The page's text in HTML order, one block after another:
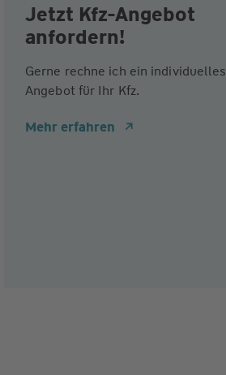
Jetzt Kfz-Angebot
anfordern!
Gerne rechne ich ein individuelles
Angebot für Ihr Kfz.
Mehr erfahren